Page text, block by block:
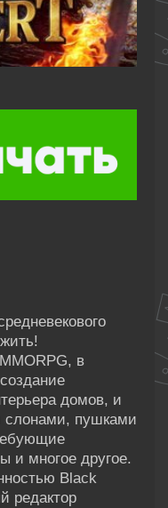
в
домов, и
слонами, пушками
и многое другое.
Black
редактор